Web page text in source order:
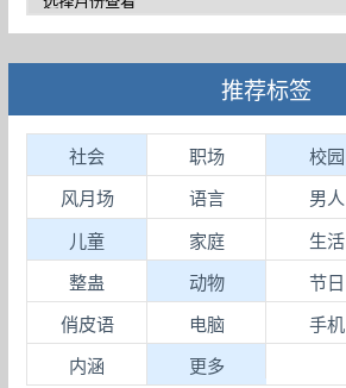
推荐标签
社会 职场 校园
风月场 语言 男人
儿童 家庭 生活
整蛊 动物 节日
俏皮语 电脑 手机
内涵 更多